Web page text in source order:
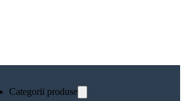
Categorii produse